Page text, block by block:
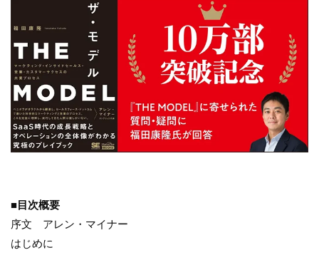
■目次概要
序文 アレン・マイナー
はじめに